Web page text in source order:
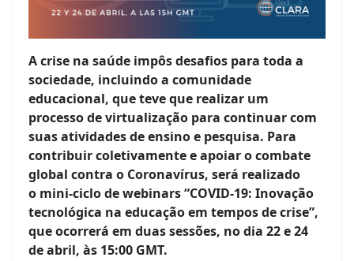
A crise na saúde impôs desafios para toda a
sociedade, incluindo a comunidade
educacional, que teve que realizar um
processo de virtualização para continuar com
suas atividades de ensino e pesquisa. Para
contribuir coletivamente e apoiar o combate
global contra o Coronavírus, será realizado
o mini-ciclo de webinars “COVID-19: Inovação
tecnológica na educação em tempos de crise”,
que ocorrerá em duas sessões, no dia 22 e 24
de abril, às 15:00 GMT.